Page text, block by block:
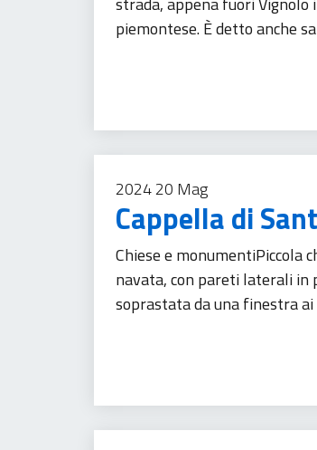
piemontese. È detto anche
202420 Mag
Cappella di
Chiese e monumentiPiccola
navata, con pareti laterali in
soprastata da una finestra